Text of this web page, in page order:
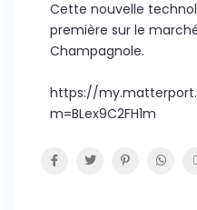
Cette nouvelle
première sur le
Champagnole.
https://
m=BLex9C2FH1m